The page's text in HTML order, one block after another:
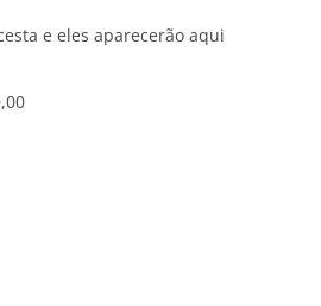
e eles aparecerão aqui